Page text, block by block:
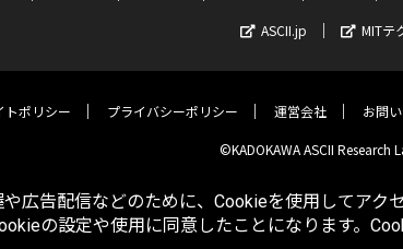
ASCII.jp
MITテ
トポリシー プライバシーポリシー 運営会社 お問
©KADOKAWA ASCII Research
広告配信などのために、Cookieを使用してアク
の設定や使用に同意したことになります。